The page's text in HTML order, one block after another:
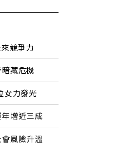
競爭力
藏危機
女力發光
增近三成
風險升溫